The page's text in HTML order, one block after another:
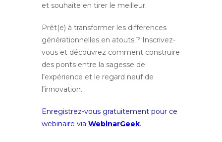
et souhaite en tirer le meilleur.
Prêt(e) à transformer les différences
générationnelles en atouts ? Inscrivez-
vous et découvrez comment construire
des ponts entre la sagesse de
l’expérience et le regard neuf de
l’innovation.
Enregistrez-vous gratuitement pour ce
webinaire via WebinarGeek.